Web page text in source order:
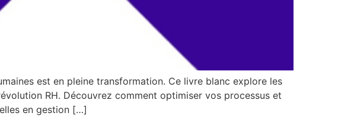
est en pleine transformation. Ce livre blanc explore les
RH. Découvrez comment optimiser vos processus et
en gestion […]